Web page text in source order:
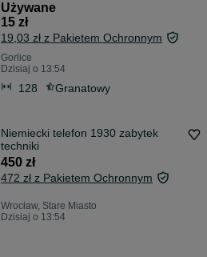
Używane
15 zł
19,03 zł z Pakietem Ochronnym
Gorlice
Dzisiaj o 13:54
128 Granatowy
Niemiecki telefon 1930 zabytek
techniki
450 zł
472 zł z Pakietem Ochronnym
Wrocław, Stare Miasto
Dzisiaj o 13:54